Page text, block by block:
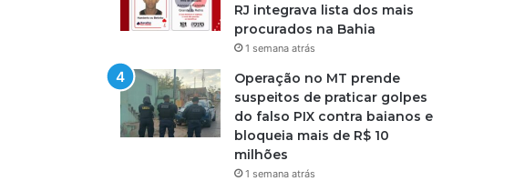
RJ integrava lista dos mais
procurados na Bahia
1 semana atrás
Operação no MT prende
suspeitos de praticar golpes
do falso PIX contra baianos e
bloqueia mais de R$ 10
milhões
1 semana atrás